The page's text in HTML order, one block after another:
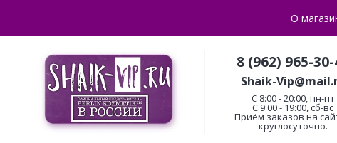
О
8 (962) 965-30-
Shaik-
C 8:00 - 20:00, пн-пт
С 9:00 - 19:00, сб-вс
Приём заказов на
круглосуточно.